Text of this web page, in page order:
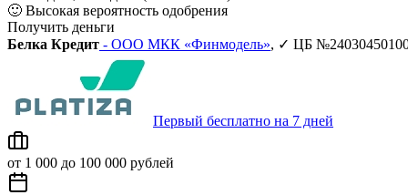
🙂 Высокая вероятность одобрения
Получить деньги
Белка Кредит - ООО МКК «Финмодель», ✓ ЦБ
Первый бесплатно на 7 дней
от 1 000 до 100 000 рублей